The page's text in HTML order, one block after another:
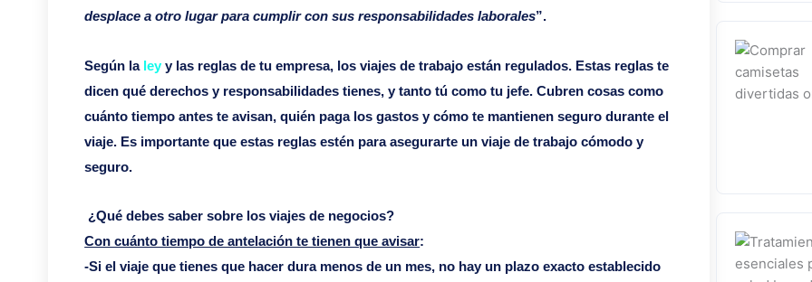
desplace a otro lugar para cumplir con sus responsabilidades laborales”.
Según la ley y las reglas de tu empresa, los viajes de trabajo están regulados. Estas reglas te
dicen qué derechos y responsabilidades tienes, y tanto tú como tu jefe. Cubren cosas como
cuánto tiempo antes te avisan, quién paga los gastos y cómo te mantienen seguro durante el
viaje. Es importante que estas reglas estén para asegurarte un viaje de trabajo cómodo y
seguro.
¿Qué debes saber sobre los viajes de negocios?
Con cuánto tiempo de antelación te tienen que avisar:
-Si el viaje que tienes que hacer dura menos de un mes, no hay un plazo exacto establecido